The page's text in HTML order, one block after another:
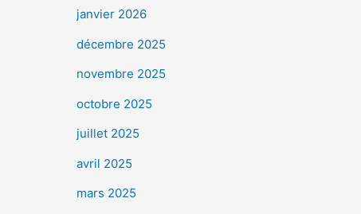
janvier 2026
décembre 2025
novembre 2025
octobre 2025
juillet 2025
avril 2025
mars 2025